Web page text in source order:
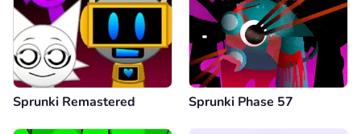
Sprunki Remastered Sprunki Phase 57